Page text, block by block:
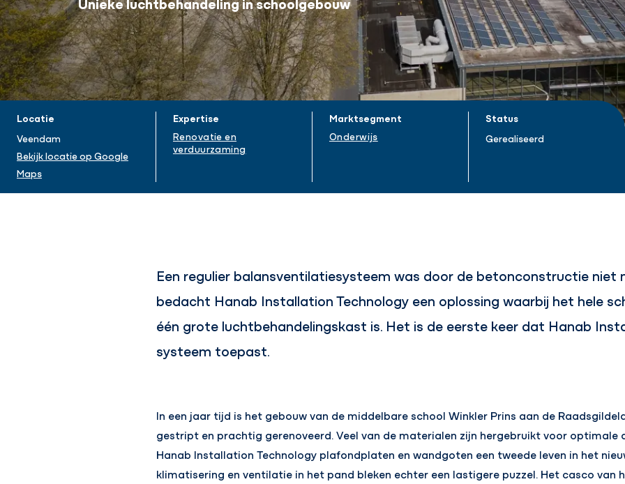
Projectinformatie
Locatie
Veendam
Bekijk locatie op Google
Maps
Expertise
Renovatie en
verduurzaming
Marktsegment
Onderwijs
Status
Gerealiseerd
Een regulier balansventilatiesysteem was door de betonconstructie niet
bedacht Hanab Installation Technology een oplossing waarbij het hele
één grote luchtbehandelingskast is. Het is de eerste keer dat Hanab
systeem toepast.
In een jaar tijd is het gebouw van de middelbare school Winkler Prins aan de
gestript en prachtig gerenoveerd. Veel van de materialen zijn hergebruikt voor optimale
Hanab Installation Technology plafondplaten en wandgoten een tweede leven in het
klimatisering en ventilatie in het pand bleken echter een lastigere puzzel. Het casco van